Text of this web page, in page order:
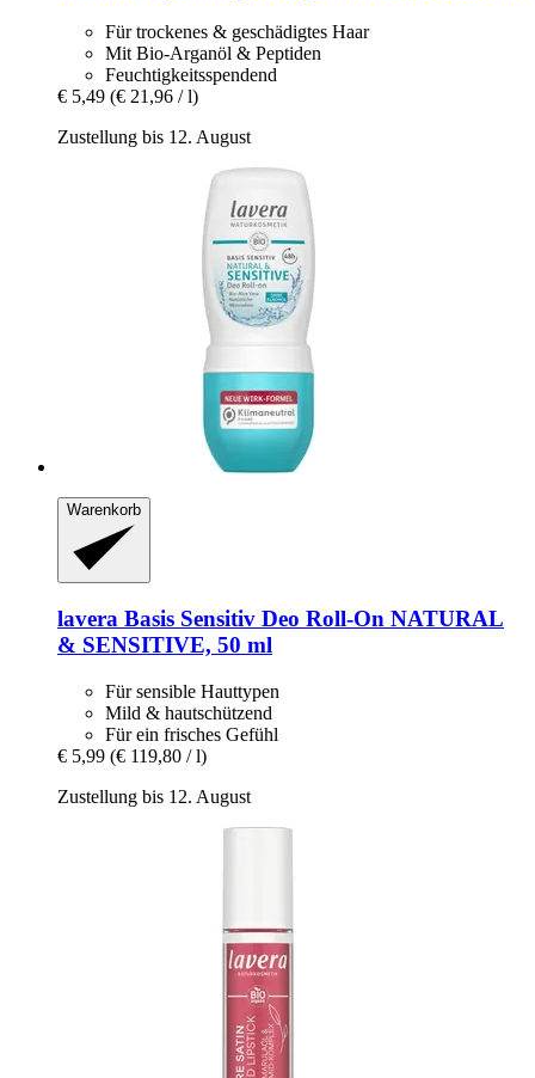
Für trockenes & geschädigtes Haar
Mit Bio-Arganöl & Peptiden
Feuchtigkeitsspendend
€ 5,49 (€ 21,96 / l)
Zustellung bis 12. August
Warenkorb
lavera Basis Sensitiv Deo Roll-​On NATURAL
& SENSITIVE, 50 ml
Für sensible Hauttypen
Mild & hautschützend
Für ein frisches Gefühl
€ 5,99 (€ 119,80 / l)
Zustellung bis 12. August